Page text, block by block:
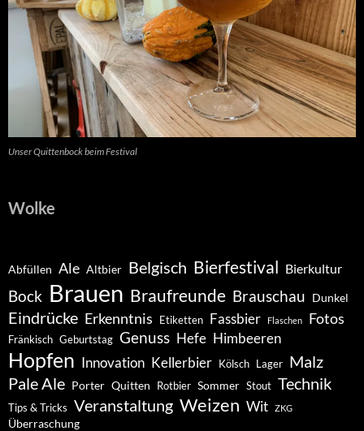
Unser Quittenbock beim Festival
Wolke
Abfüllen Ale Altbier Belgisch Bierfestival Bierkultur
Bock Brauen Braufreunde Brauschau Dunkel
Eindrücke Erkenntnis Etiketten Fassbier Flaschen Fotos
Fränkisch Geburtstag Genuss Hefe Himbeeren
Hopfen Innovation Kellerbier Kölsch Lager Malz
Pale Ale Porter Quitten Rotbier Sommer Stout Technik
Tips & Tricks Veranstaltung Weizen Wit ZKG
Überraschung